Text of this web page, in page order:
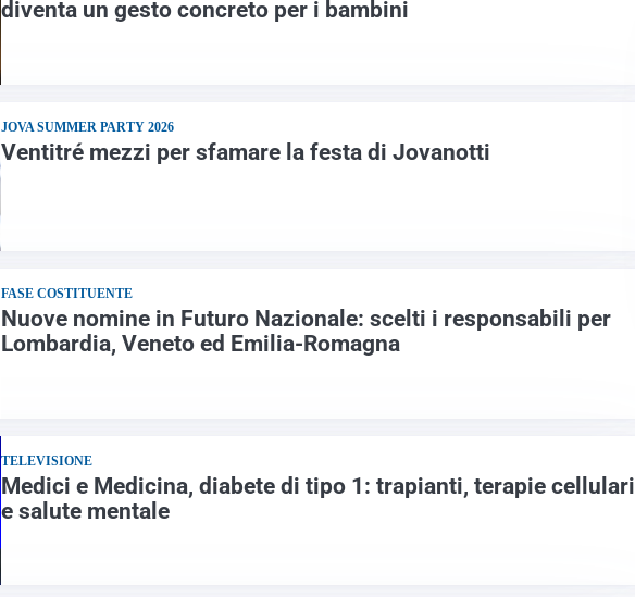
diventa un gesto concreto per i bambini
JOVA SUMMER PARTY 2026
Ventitré mezzi per sfamare la festa di Jovanotti
FASE COSTITUENTE
Nuove nomine in Futuro Nazionale: scelti i responsabili per
Lombardia, Veneto ed Emilia-Romagna
TELEVISIONE
Medici e Medicina, diabete di tipo 1: trapianti, terapie cellulari
e salute mentale